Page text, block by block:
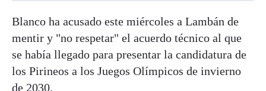
Blanco ha acusado este miércoles a Lambán de
mentir y "no respetar" el acuerdo técnico al que
se había llegado para presentar la candidatura de
los Pirineos a los Juegos Olímpicos de invierno
de 2030.